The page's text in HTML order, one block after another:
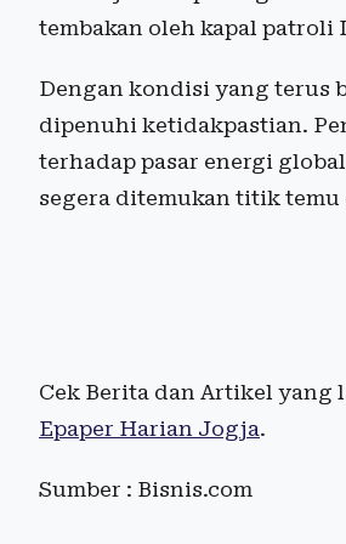
tembakan oleh kapal patroli
Dengan kondisi yang terus
dipenuhi ketidakpastian.
terhadap pasar energi
segera ditemukan titik
Cek Berita dan Artikel yang
Epaper Harian Jogja.
Sumber : Bisnis.com